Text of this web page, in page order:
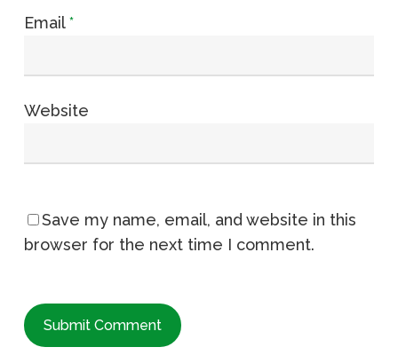
Email*
Website
Save my name, email, and website in this
browser for the next time I comment.